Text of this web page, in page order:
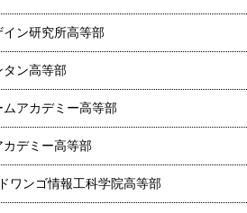
ン研究所高等部
タン高等部
アカデミー高等部
カデミー高等部
ワンゴ情報工科学院高等部